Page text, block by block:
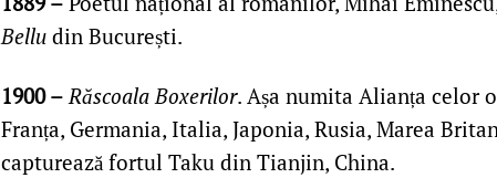
Bellu din București.
1900 – Răscoala Boxerilor. Așa numita Alianța celor
Franța, Germania, Italia, Japonia, Rusia, Marea
capturează fortul Taku din Tianjin, China.